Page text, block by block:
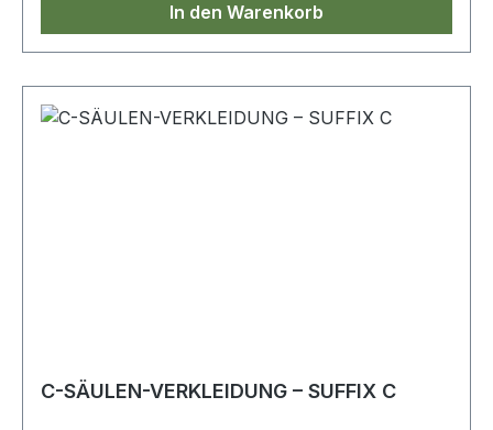
In den Warenkorb
C-SÄULEN-VERKLEIDUNG – SUFFIX C